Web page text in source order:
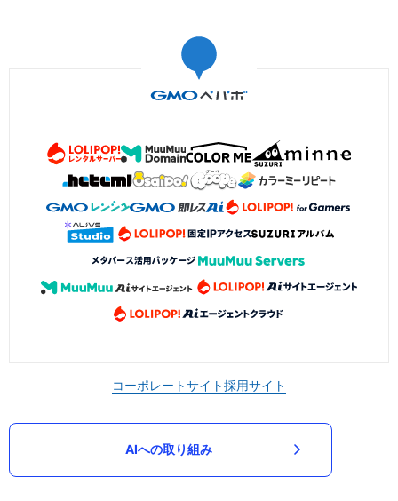
コーポレートサイト採用サイト
AIへの取り組み